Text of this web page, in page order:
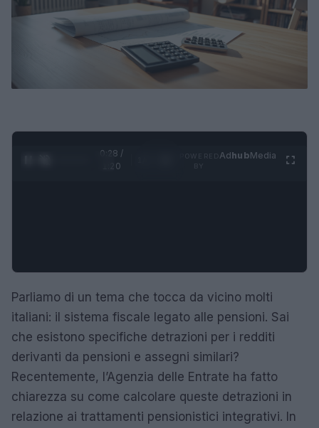
0:28 /
1:20
AdhubMedia
Parliamo di un tema che tocca da vicino molti
italiani: il sistema fiscale legato alle pensioni. Sai
che esistono specifiche detrazioni per i redditi
derivanti da pensioni e assegni similari?
Recentemente, l’Agenzia delle Entrate ha fatto
chiarezza su come calcolare queste detrazioni in
relazione ai trattamenti pensionistici integrativi. In